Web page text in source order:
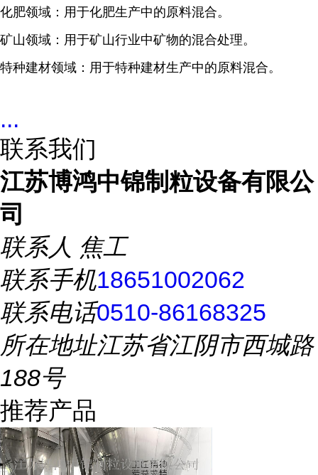
化肥领域：用于化肥生产中的原料混合。
矿山领域：用于矿山行业中矿物的混合处理。
特种建材领域：用于特种建材生产中的原料混合。
...
联系我们
江苏博鸿中锦制粒设备有限公
司
联系人 焦工
联系手机18651002062
联系电话0510-86168325
所在地址江苏省江阴市西城路
188号
推荐产品